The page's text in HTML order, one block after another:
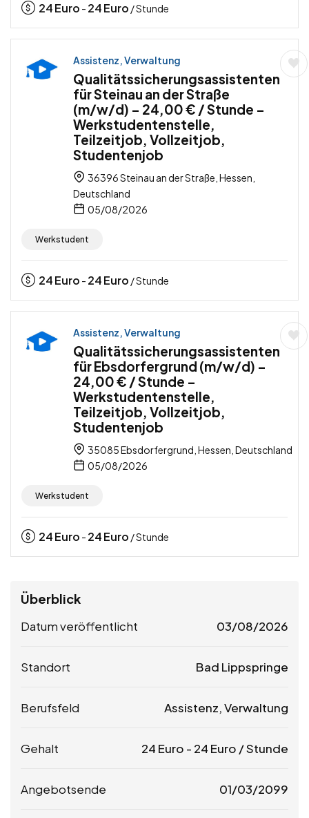
24Euro - 24Euro / Stunde
Assistenz, Verwaltung
Qualitätssicherungsassistenten
für Steinau an der Straße
(m/w/d) – 24,00 € / Stunde –
Werkstudentenstelle,
Teilzeitjob, Vollzeitjob,
Studentenjob
36396 Steinau an der Straße, Hessen,
Deutschland
05/08/2026
Werkstudent
24Euro - 24Euro / Stunde
Assistenz, Verwaltung
Qualitätssicherungsassistenten
für Ebsdorfergrund (m/w/d) –
24,00 € / Stunde –
Werkstudentenstelle,
Teilzeitjob, Vollzeitjob,
Studentenjob
35085 Ebsdorfergrund, Hessen, Deutschland
05/08/2026
Werkstudent
24Euro - 24Euro / Stunde
Überblick
Datum veröffentlicht 03/08/2026
Standort Bad Lippspringe
Berufsfeld Assistenz, Verwaltung
Gehalt 24 Euro - 24 Euro / Stunde
Angebotsende 01/03/2099